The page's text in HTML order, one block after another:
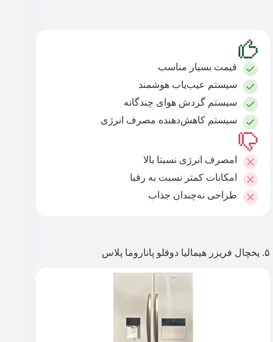
قیمت بسیار مناسب
سیستم عیب‌یاب هوشمند
سیستم گردش هوای چندگانه
سیستم کاهش‌دهنده مصرف انرژی
امصرف انرژی نسبتا بالا
امکانات کمتر نسبت به رقبا
طراحی نه‌چندان جذاب
۵. یخچال فریزر هیمالیا دوقلو پاناروما پلاس